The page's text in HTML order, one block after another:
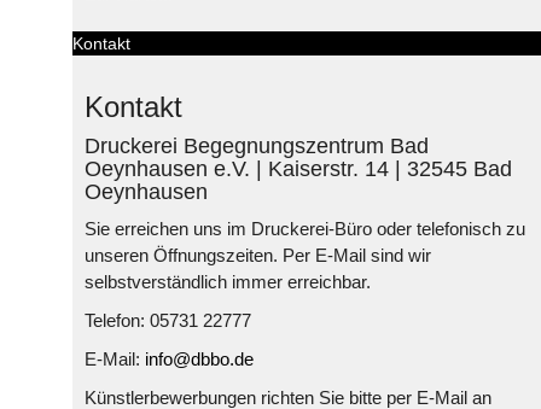
Kontakt
Kontakt
Druckerei Begegnungszentrum Bad
Oeynhausen e.V. | Kaiserstr. 14 | 32545 Bad
Oeynhausen
Sie erreichen uns im Druckerei-Büro oder telefonisch zu
unseren Öffnungszeiten. Per E-Mail sind wir
selbstverständlich immer erreichbar.
Telefon: 05731 22777
E-Mail: info@dbbo.de
Künstlerbewerbungen richten Sie bitte per E-Mail an